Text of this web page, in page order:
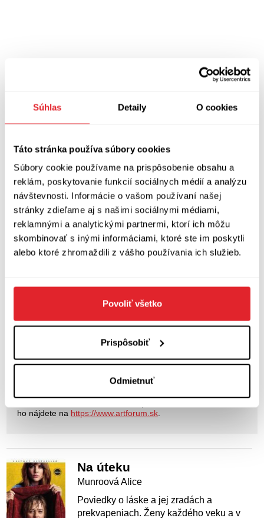
Súhlas Detaily O cookies
Táto stránka používa súbory cookies
Súbory cookie používame na prispôsobenie obsahu a
reklám, poskytovanie funkcií sociálnych médií a analýzu
návštevnosti. Informácie o vašom používaní našej
stránky zdieľame aj s našimi sociálnymi médiami,
reklamnými a analytickými partnermi, ktorí ich môžu
skombinovať s inými informáciami, ktoré ste im poskytli
alebo ktoré zhromaždili z vášho používania ich služieb.
Povoliť všetko
Prispôsobiť
Odmietnuť
Pre viac podobných článkov pozrite najnovšie zo sekcie
Kníhkupectvo, ktoré pre vás už dvadsaťpäť rokov
ho nájdete na https://www.artforum.sk
Na úteku
Munroová Alice
Poviedky o láske a jej zradách a
prekvapeniach. Ženy každého veku a v